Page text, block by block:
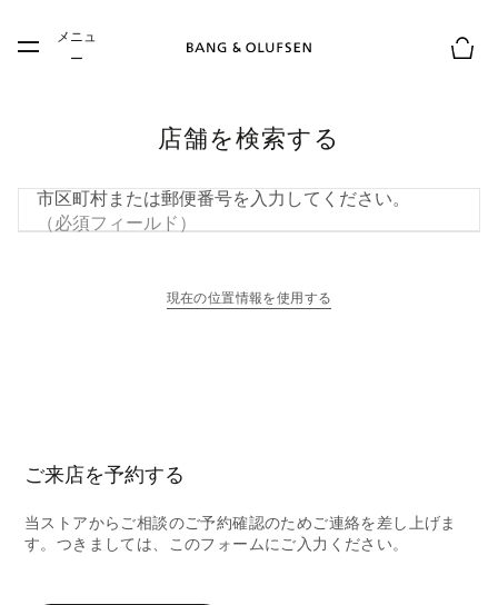
Skip to main footer
メニュ
ー
店舗を検索する
市区町村または郵便番号を入力してください。
（必須フィールド）
現在の位置情報を使用する
ご来店を予約する
当ストアからご相談のご予約確認のためご連絡を差し上げま
す。つきましては、このフォームにご入力ください。